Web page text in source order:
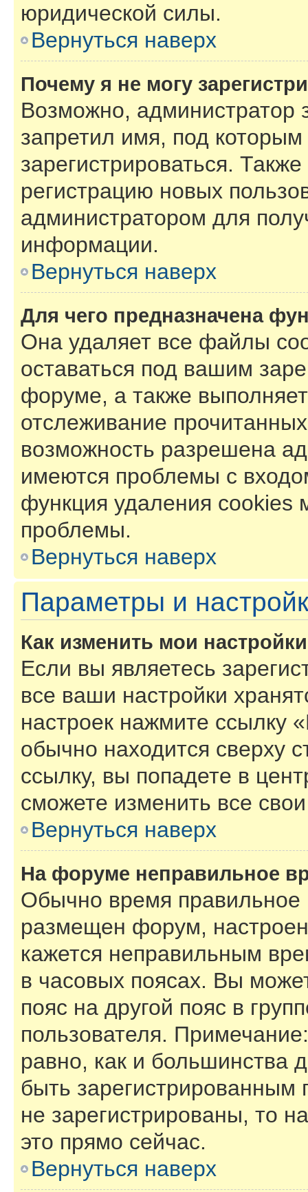
юридической силы.
Вернуться наверх
Почему я не могу
Возможно, администратор
запретил имя, под
зарегистрироваться.
регистрацию новых
администратором для
информации.
Вернуться наверх
Для чего предназначена
Она удаляет все файлы
оставаться под вашим
форуме, а также
отслеживание
возможность разрешена
имеются проблемы с
функция удаления cookies
проблемы.
Вернуться наверх
Параметры и
Как изменить мои
Если вы являетесь
все ваши настройки
настроек нажмите ссылку
обычно находится сверху
ссылку, вы попадете в
сможете изменить все
Вернуться наверх
На форуме неправильное
Обычно время правильное
размещен форум,
кажется неправильным
в часовых поясах. Вы
пояс на другой пояс в
пользователя.
равно, как и большинства
быть
не зарегистрированы, то
это прямо сейчас.
Вернуться наверх